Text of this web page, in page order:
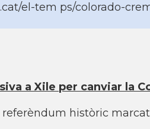
el-tem ps/colorado-
a Xile per canviar la
referèndum històric